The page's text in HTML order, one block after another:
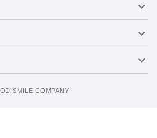
至 (JST)2023年09月06日
個SMILE COMPANY